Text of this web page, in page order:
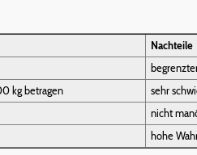
Nachteile
kg betragen
sehr
nicht
hohe